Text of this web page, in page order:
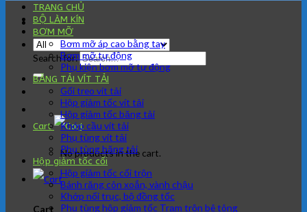
Search for:
Cart
No products in the cart.
Cart
TRANG CHỦ
BỘ LÀM KÍN
BƠM MỠ
Bơm mỡ áp cao bằng tay
Bơm mỡ tự động
Phụ kiện bơm mỡ tự động
BĂNG TẢI VÍT TẢI
Gối treo vít tải
Hộp giảm tốc vít tải
Hộp giảm tốc băng tải
Khớp cầu vít tải
Phụ tùng vít tải
Phụ tùng băng tải
Hộp giảm tốc cối
Hộp giảm tốc cối trộn
Bánh răng côn xoắn, vành chậu
Khớp nối trục, bộ đồng tốc
Phụ tùng hộp giảm tốc Trạm trộn bê tông